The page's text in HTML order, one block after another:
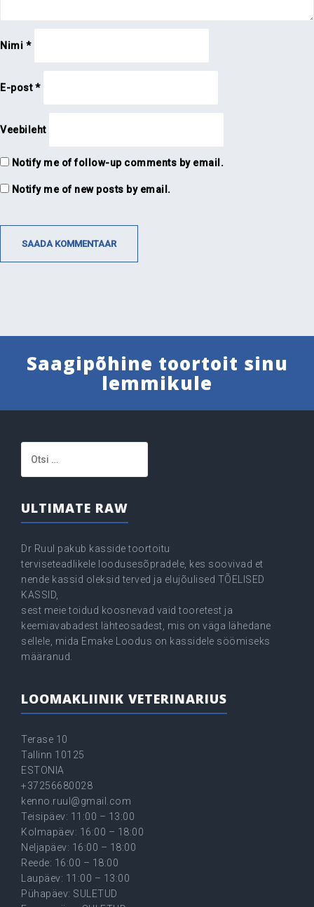
Nimi *
E-post*
Veebileht
Notify me of follow-up comments by email.
Notify me of new posts by email.
Saagipõhine toortoit sinu
lemmikule
ULTIMATE RAW
Dr Ruul pakub kasside toortoitu
terviseteadlikele loodusesõpradele, kes soovivad et
nende kassid oleksid terved ja elujõulised TÕELISED
KASSID,
sest meie toidud koosnevad vaid tooretest ja
keemiavabadest lähteosadest, mis on väga lähedane
sellele, mida Emake Loodus on kassidele söömiseks
määranud.
LOOMAKLIINIK VETERINARIUS
Terase 10
Tallinn 10125
ESTONIA
+37256680028
kenno.ruul@gmail.com
Teisipäev: 11:00 – 13:00
Kolmapäev: 16:00 – 18:00
Neljapäev: 16:00 – 18:00
Reede: 16:00 – 18:00
Laupäev: 11:00 – 13:00
Pühapäev: SULETUD